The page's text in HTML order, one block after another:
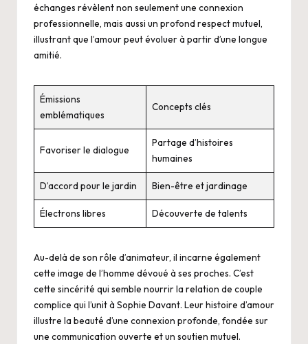
échanges révèlent non seulement une connexion
professionnelle, mais aussi un profond respect mutuel,
illustrant que l’amour peut évoluer à partir d’une longue
amitié.
Émissions
emblématiques
Concepts clés
Favoriser le dialogue
Partage d’histoires
humaines
D’accord pour le jardin Bien-être et jardinage
Électrons libres Découverte de talents
Au-delà de son rôle d’animateur, il incarne également
cette image de l’homme dévoué à ses proches. C’est
cette sincérité qui semble nourrir la relation de couple
complice qui l’unit à Sophie Davant. Leur histoire d’amour
illustre la beauté d’une connexion profonde, fondée sur
une communication ouverte et un soutien mutuel.